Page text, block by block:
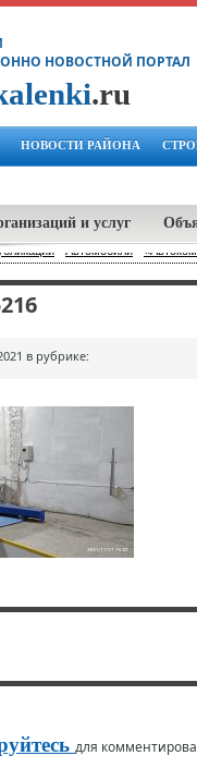
НОВОСТНОЙ ПОРТАЛ
.ru
НОВОСТИ РАЙОНА
и услуг
Автомобили
в рубрике:
для